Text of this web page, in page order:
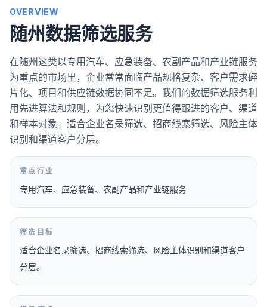
OVERVIEW
随州数据筛选服务
在随州这类以专用汽车、应急装备、农副产品和产业链服务
为重点的市场里，企业常常面临产品规格复杂、客户需求碎
片化、项目和供应链数据协同不足。我们的数据筛选服务利
用先进算法和规则，为您快速识别更值得跟进的客户、渠道
和样本对象。适合企业名录筛选、招商线索筛选、风险主体
识别和渠道客户分层。
重点行业
专用汽车、应急装备、农副产品和产业链服务
筛选目标
适合企业名录筛选、招商线索筛选、风险主体识别和渠道客户
分层。